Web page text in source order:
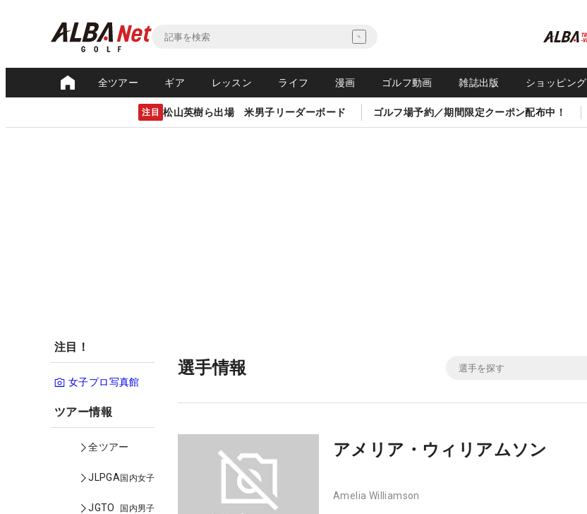
全ツアー ギア レッスン ライフ 漫画 ゴルフ動画 雑誌出版 ショッピング
注目 松山英樹ら出場 米男子リーダーボード ゴルフ場予約／期間限定クーポン配布中！
注目！
女子プロ写真館
ツアー情報
全ツアー
JLPGA国内女子
JGTO 国内男子
選手情報
アメリア・ウィリアムソン
Amelia Williamson